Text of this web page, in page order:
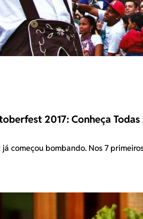
2017: Conheça
já começou bombando. Nos 7